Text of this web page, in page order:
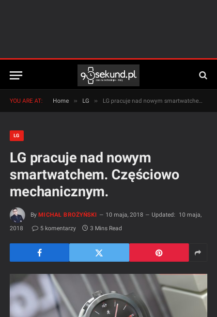
YOU ARE AT: Home » LG » LG pracuje nad nowym smartwatchem. Częściowo mechanicznym.
LG
LG pracuje nad nowym
smartwatchem. Częściowo
mechanicznym.
By MICHAŁ BROŻYŃSKI 10 maja, 2018 Updated:
10 maja,
2018
5 komentarzy 3 Mins Read